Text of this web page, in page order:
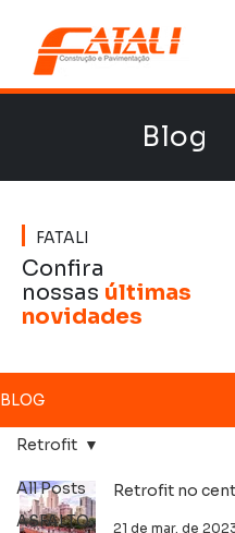
Blog
FATALI
Confira
nossas últimas
novidades
BLOG
All Posts
ASFALTO
Retrofit
Retrofit no
21 de mar. de